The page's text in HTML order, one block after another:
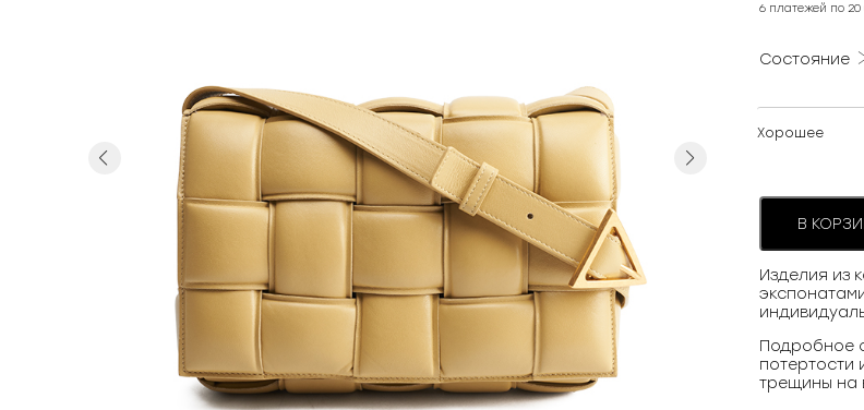
Previous Next
6 платежей по 20
Состояние
Хорошее
В
Изделия из
Подробное
потертости
трещины на